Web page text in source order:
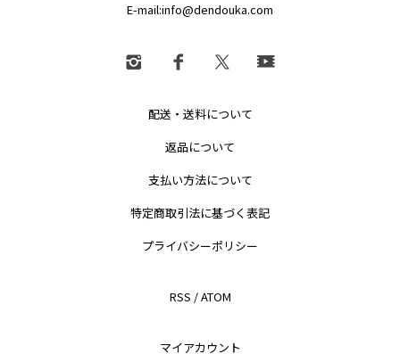
E-mail:info@dendouka.com
配送・送料について
返品について
支払い方法について
特定商取引法に基づく表記
プライバシーポリシー
RSS /ATOM
マイアカウント